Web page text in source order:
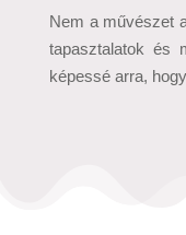
Nem a művészet
tapasztalatok és
képessé arra,